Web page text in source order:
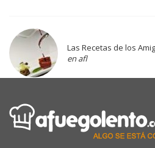
Las Recetas de los
en afl